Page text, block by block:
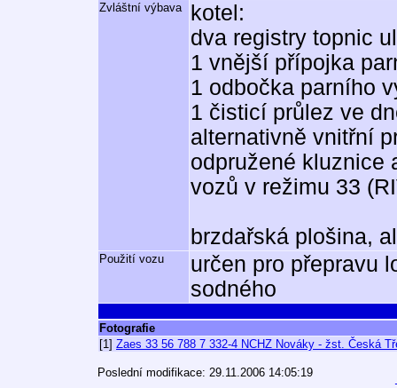
Zvláštní výbava
kotel:
dva registry topnic
1 vnější přípojka
1 odbočka parního
1 čisticí průlez ve
alternativně vnitřní
odpružené kluznice
vozů v režimu 33
brzdařská plošina,
Použití vozu
určen pro přepravu
sodného
Fotografie
[1] Zaes 33 56 788 7 332-4 NCHZ Nováky - žst. Česká
Poslední modifikace: 29.11.2006 14:05:19